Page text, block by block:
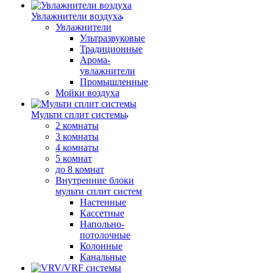
Увлажнители воздуха
Увлажнители
Ультразвуковые
Традиционные
Арома-
увлажнители
Промышленные
Мойки воздуха
Мульти сплит системы
2 комнаты
3 комнаты
4 комнаты
5 комнат
до 8 комнат
Внутренние блоки
мульти сплит систем
Настенные
Кассетные
Напольно-
потолочные
Колонные
Канальные